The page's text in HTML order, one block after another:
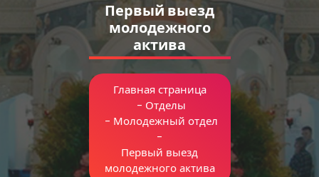
Первый выезд
молодежного
актива
Главная страница
- Отделы
- Молодежный отдел
-
Первый выезд
молодежного актива